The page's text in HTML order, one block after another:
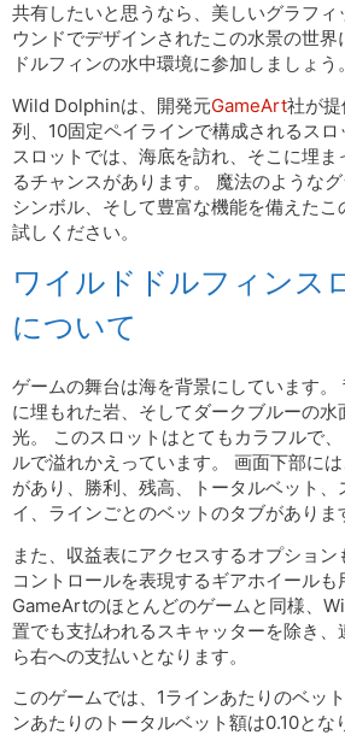
共有したいと思うなら、美しいグラフィ
ウンドでデザインされたこの水景の世界
ドルフィンの水中環境に参加しましょう。
Wild Dolphinは、開発元GameArt社が
列、10固定ペイラインで構成されるス
スロットでは、海底を訪れ、そこに埋
るチャンスがあります。 魔法のような
シンボル、そして豊富な機能を備えた
試しください。
ワイルドドルフィンス
について
ゲームの舞台は海を背景にしています
に埋もれた岩、そしてダークブルーの
光。 このスロットはとてもカラフルで
ルで溢れかえっています。 画面下部に
があり、勝利、残高、トータルベット、
イ、ラインごとのベットのタブがありま
また、収益表にアクセスするオプショ
コントロールを表現するギアホイールも
GameArtのほとんどのゲームと同様、
置でも支払われるスキャッターを除き
ら右への支払いとなります。
このゲームでは、1ラインあたりのベッ
ンあたりのトータルベット額は0.10とな